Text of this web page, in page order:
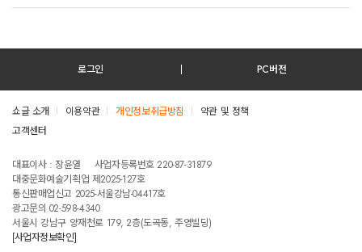
로그인 PC버전
쇼글 소개 이용약관 개인정보취급방침
약관 및 정책
고객센터
대표이사 : 장윤열
사업자등록번호 220-87-31879
대중문화예술기획업 제2025-127호
통신판매업신고 2025-서울강남-04417호
광고문의 02-598-4340
서울시 강남구 양재천로 179, 2층(도곡동, 주영빌딩)
[사업자정보확인]